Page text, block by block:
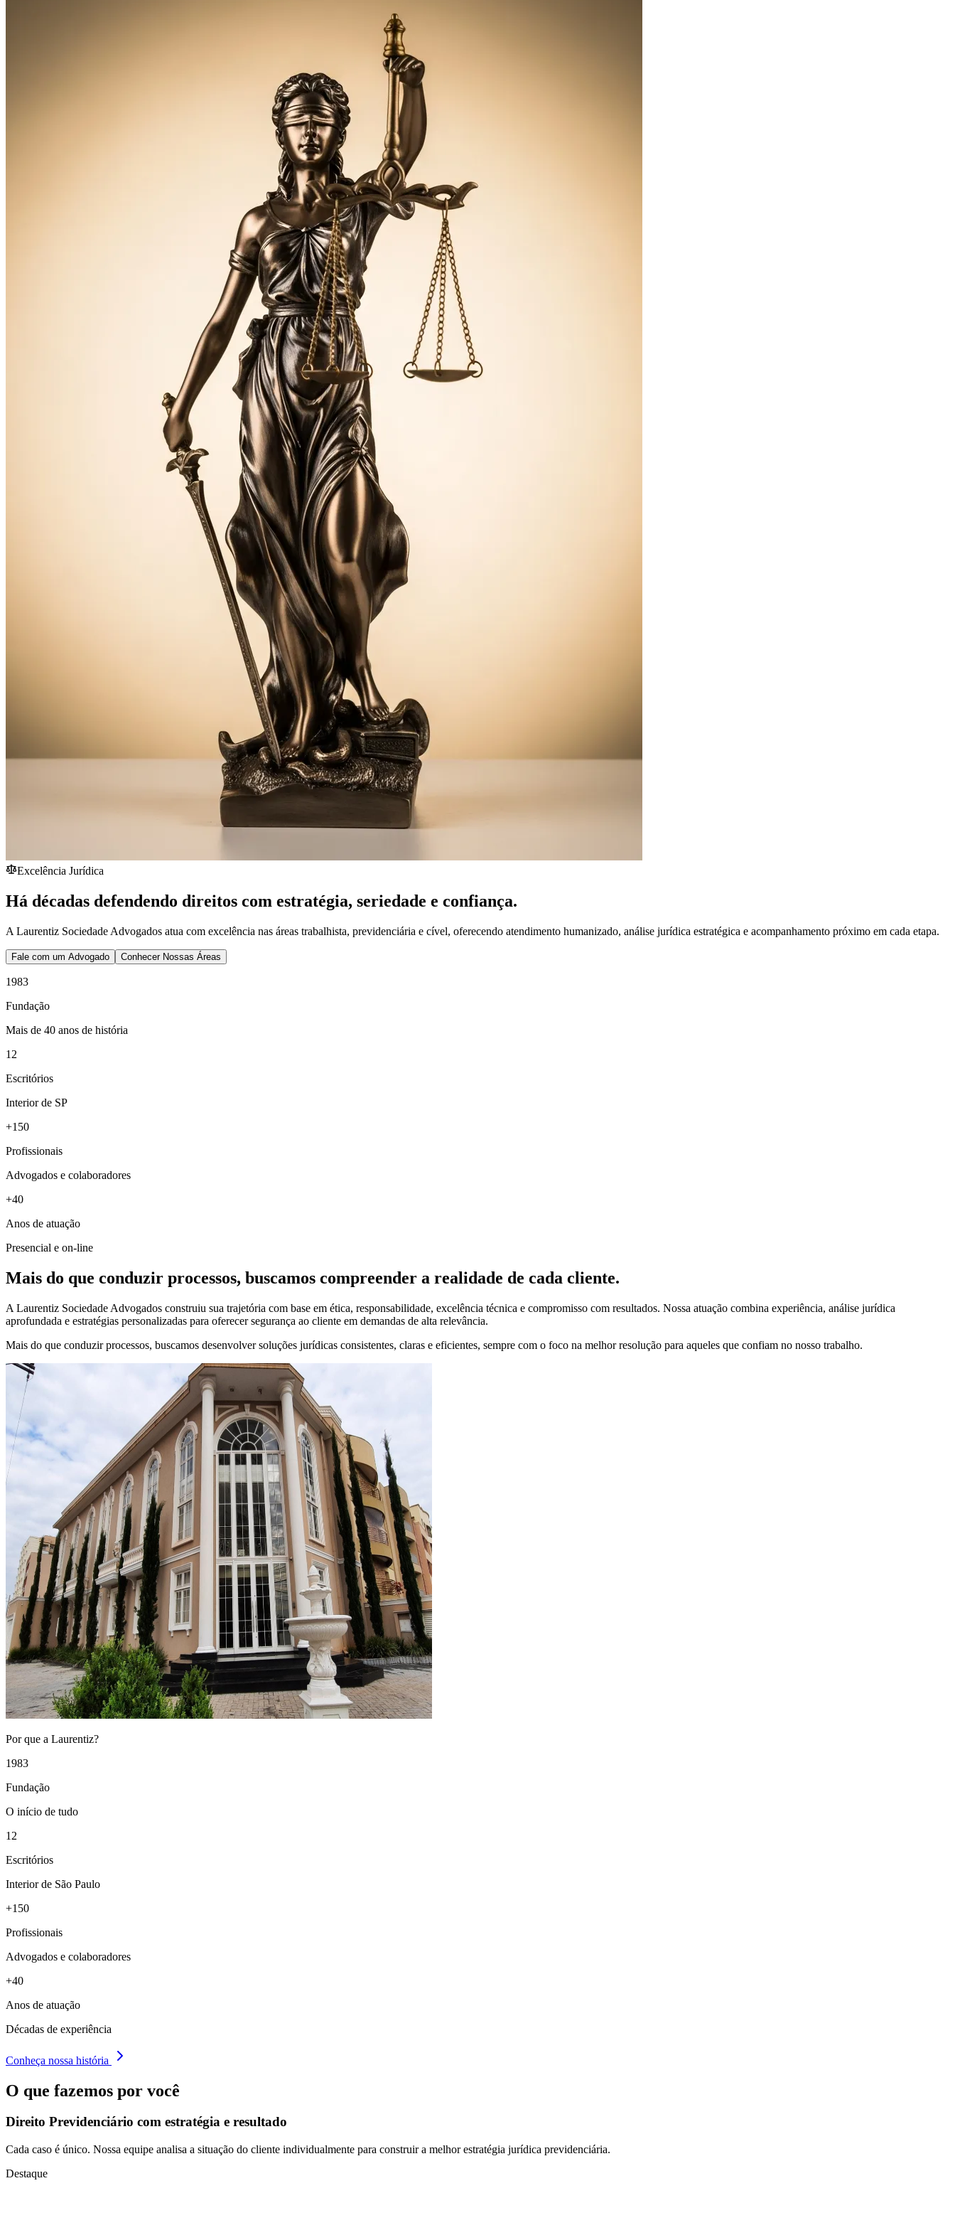
Excelência Jurídica
Há décadas defendendo direitos com estratégia, seriedade e confiança.
A Laurentiz Sociedade Advogados atua com excelência nas áreas trabalhista, previdenciária e cível, oferecendo atendimento humanizado, análise jurídica estratégica e acompanhamento próximo em cada etapa.
Fale com um Advogado Conhecer Nossas Áreas
1983
Fundação
Mais de 40 anos de história
12
Escritórios
Interior de SP
+150
Profissionais
Advogados e colaboradores
+40
Anos de atuação
Presencial e on-line
Mais do que conduzir processos, buscamos compreender a realidade de cada cliente.
A Laurentiz Sociedade Advogados construiu sua trajetória com base em ética, responsabilidade, excelência técnica e compromisso com resultados. Nossa atuação combina experiência, análise jurídica
aprofundada e estratégias personalizadas para oferecer segurança ao cliente em demandas de alta relevância.
Mais do que conduzir processos, buscamos desenvolver soluções jurídicas consistentes, claras e eficientes, sempre com o foco na melhor resolução para aqueles que confiam no nosso trabalho.
Por que a Laurentiz?
1983
Fundação
O início de tudo
12
Escritórios
Interior de São Paulo
+150
Profissionais
Advogados e colaboradores
+40
Anos de atuação
Décadas de experiência
Conheça nossa história
O que fazemos por você
Direito Previdenciário com estratégia e resultado
Cada caso é único. Nossa equipe analisa a situação do cliente individualmente para construir a melhor estratégia jurídica previdenciária.
Destaque